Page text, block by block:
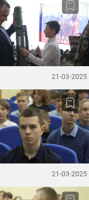
21-03-2025
21-03-2025